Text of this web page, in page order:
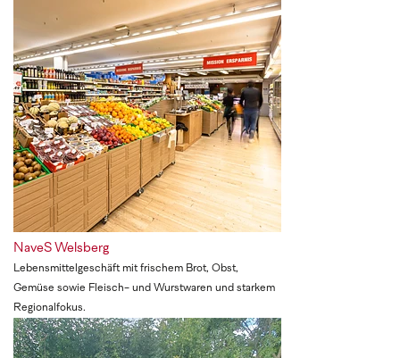
NaveS Welsberg
Lebensmittelgeschäft mit frischem Brot, Obst,
Gemüse sowie Fleisch- und Wurstwaren und starkem
Regionalfokus.